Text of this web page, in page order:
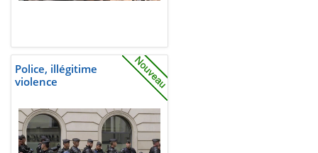
Police, illégitime
violence